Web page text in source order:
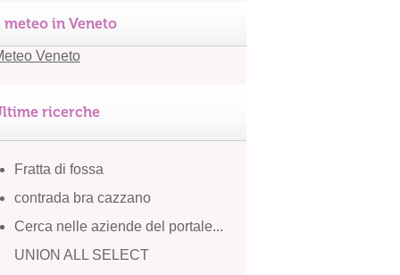
meteo in Veneto
ricerche
Fratta di fossa
contrada bra cazzano
Cerca nelle aziende del portale...
UNION ALL SELECT